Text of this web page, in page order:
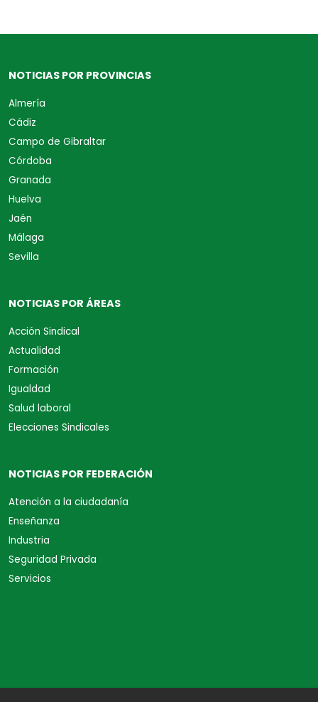
NOTICIAS POR PROVINCIAS
Almería
Cádiz
Campo de Gibraltar
Córdoba
Granada
Huelva
Jaén
Málaga
Sevilla
NOTICIAS POR ÁREAS
Acción Sindical
Actualidad
Formación
Igualdad
Salud laboral
Elecciones Sindicales
NOTICIAS POR FEDERACIÓN
Atención a la ciudadanía
Enseñanza
Industria
Seguridad Privada
Servicios